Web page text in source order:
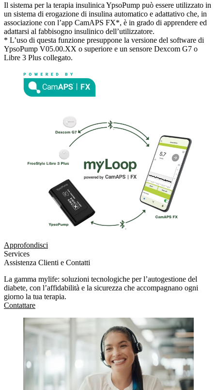
Il sistema per la terapia insulinica YpsoPump può essere utilizzato in
un sistema di erogazione di insulina automatico e adattativo che, in
associazione con l’app CamAPS FX*, è in grado di apprendere ed
adattarsi al fabbisogno insulinico dell’utilizzatore.
* L’uso di questa funzione presuppone la versione del software di
YpsoPump V05.00.XX o superiore e un sensore Dexcom G7 o
Libre 3 Plus collegato.
Approfondisci
Services
Assistenza Clienti e Contatti
La gamma mylife: soluzioni tecnologiche per l’autogestione del
diabete, con l’affidabilità e la sicurezza che accompagnano ogni
giorno la tua terapia.
Contattare